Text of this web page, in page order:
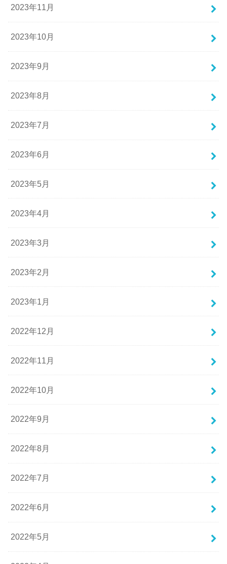
2023年11月
2023年10月
2023年9月
2023年8月
2023年7月
2023年6月
2023年5月
2023年4月
2023年3月
2023年2月
2023年1月
2022年12月
2022年11月
2022年10月
2022年9月
2022年8月
2022年7月
2022年6月
2022年5月